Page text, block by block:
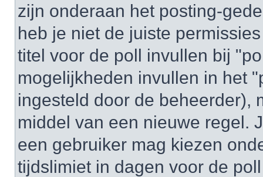
zijn onderaan het posting-
heb je niet de juiste
titel voor de poll invullen bij
mogelijkheden invullen in het
ingesteld door de beheerder),
middel van een nieuwe regel.
een gebruiker mag kiezen
tijdslimiet in dagen voor de